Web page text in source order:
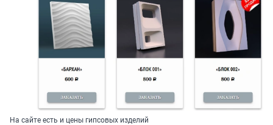
На сайте есть и цены гипсовых изделий